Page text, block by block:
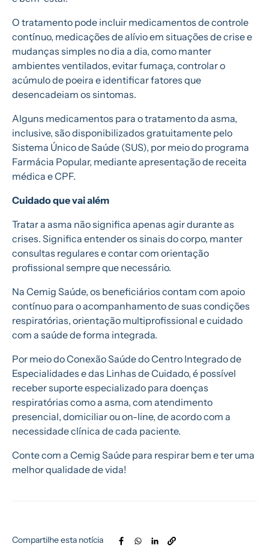
O tratamento pode incluir medicamentos de controle
contínuo, medicações de alívio em situações de crise e
mudanças simples no dia a dia, como manter
ambientes ventilados, evitar fumaça, controlar o
acúmulo de poeira e identificar fatores que
desencadeiam os sintomas.
Alguns medicamentos para o tratamento da asma,
inclusive, são disponibilizados gratuitamente pelo
Sistema Único de Saúde (SUS), por meio do programa
Farmácia Popular, mediante apresentação de receita
médica e CPF.
Cuidado que vai além
Tratar a asma não significa apenas agir durante as
crises. Significa entender os sinais do corpo, manter
consultas regulares e contar com orientação
profissional sempre que necessário.
Na Cemig Saúde, os beneficiários contam com apoio
contínuo para o acompanhamento de suas condições
respiratórias, orientação multiprofissional e cuidado
com a saúde de forma integrada.
Por meio do Conexão Saúde do Centro Integrado de
Especialidades e das Linhas de Cuidado, é possível
receber suporte especializado para doenças
respiratórias como a asma, com atendimento
presencial, domiciliar ou on-line, de acordo com a
necessidade clínica de cada paciente.
Conte com a Cemig Saúde para respirar bem e ter uma
melhor qualidade de vida!
Compartilhe esta notícia